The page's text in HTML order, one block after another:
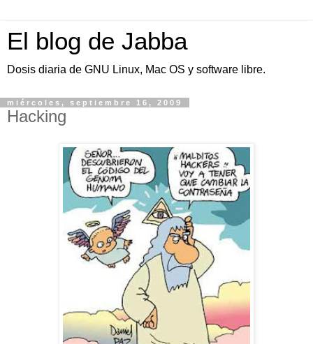
El blog de Jabba
Dosis diaria de GNU Linux, Mac OS y software libre.
miércoles, septiembre 16, 2009
Hacking